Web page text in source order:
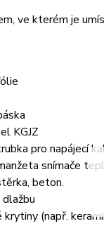
ve kterém je
KGJZ
pro napájecí
snímače
beton.
krytiny (např.